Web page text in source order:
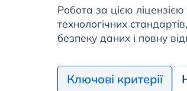
Робота за цією
технологічних
безпеку даних і повну
Ключові критерії